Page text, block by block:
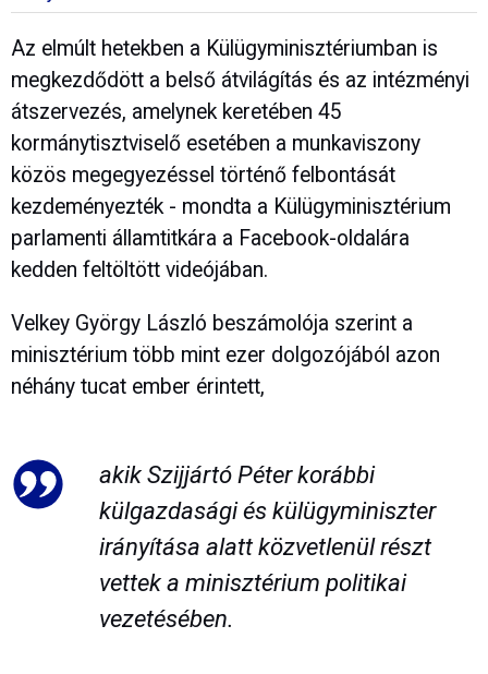
Az elmúlt hetekben a Külügyminisztériumban is
megkezdődött a belső átvilágítás és az intézményi
átszervezés, amelynek keretében 45
kormánytisztviselő esetében a munkaviszony
közös megegyezéssel történő felbontását
kezdeményezték - mondta a Külügyminisztérium
parlamenti államtitkára a Facebook-oldalára
kedden feltöltött videójában.
Velkey György László beszámolója szerint a
minisztérium több mint ezer dolgozójából azon
néhány tucat ember érintett,
akik Szijjártó Péter korábbi
külgazdasági és külügyminiszter
irányítása alatt közvetlenül részt
vettek a minisztérium politikai
vezetésében.